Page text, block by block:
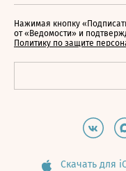
Нажимая кнопку
от «Ведомости» и
Политику по защите
Скачать для